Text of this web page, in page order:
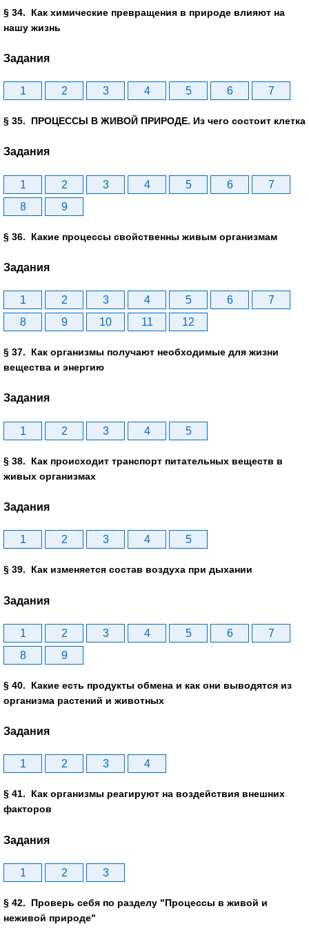
§ 34. Как химические превращения в природе влияют на
нашу жизнь
Задания
1 2 3 4 5 6 7
§ 35. ПРОЦЕССЫ В ЖИВОЙ ПРИРОДЕ. Из чего состоит клетка
Задания
1 2 3 4 5 6
7
8
9
§ 36. Какие процессы свойственны живым организмам
Задания
1 2 3 4 5 6
7
8
9 10 11 12
§ 37. Как организмы получают необходимые для жизни
вещества и энергию
Задания
1 2 3 4 5
§ 38. Как происходит транспорт питательных веществ в
живых организмах
Задания
1 2 3 4 5
§ 39. Как изменяется состав воздуха при дыхании
Задания
1 2 3 4 5 6
7
8
9
§ 40. Какие есть продукты обмена и как они выводятся из
организма растений и животных
Задания
1 2 3 4
§ 41. Как организмы реагируют на воздействия внешних
факторов
Задания
1 2 3
§ 42. Проверь себя по разделу "Процессы в живой и
неживой природе"